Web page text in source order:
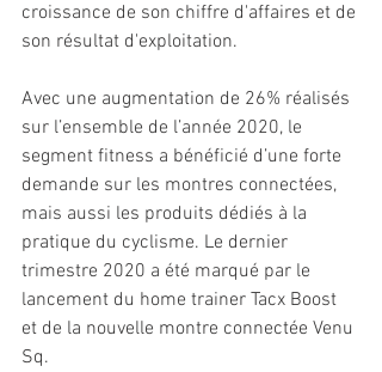
croissance de son chiffre d'affaires et de
son résultat d'exploitation.
Avec une augmentation de 26% réalisés
sur l’ensemble de l’année 2020, le
segment fitness a bénéficié d’une forte
demande sur les montres connectées,
mais aussi les produits dédiés à la
pratique du cyclisme. Le dernier
trimestre 2020 a été marqué par le
lancement du home trainer Tacx Boost
et de la nouvelle montre connectée Venu
Sq.